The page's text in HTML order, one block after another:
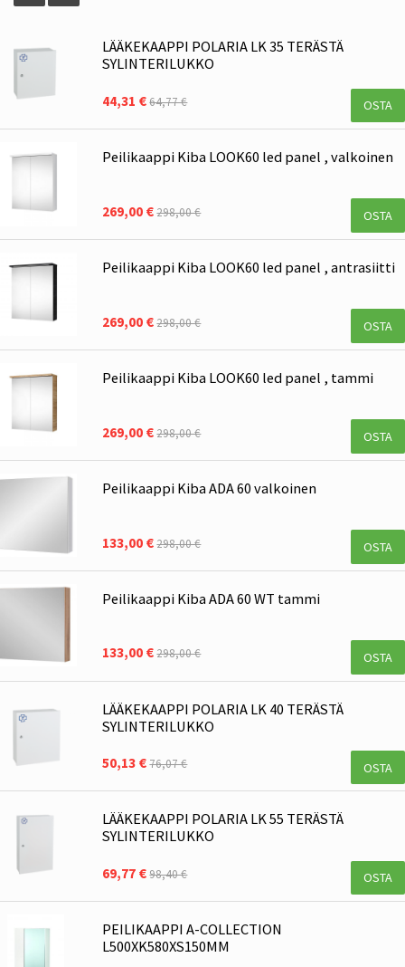
LÄÄKEKAAPPI POLARIA LK 35 TERÄSTÄ
SYLINTERILUKKO
44,31 €64,77 € OSTA
Peilikaappi Kiba LOOK60 led panel , valkoinen
269,00 €298,00 € OSTA
Peilikaappi Kiba LOOK60 led panel , antrasiitti
269,00 €298,00 € OSTA
Peilikaappi Kiba LOOK60 led panel , tammi
269,00 €298,00 € OSTA
Peilikaappi Kiba ADA 60 valkoinen
133,00 €298,00 € OSTA
Peilikaappi Kiba ADA 60 WT tammi
133,00 €298,00 € OSTA
LÄÄKEKAAPPI POLARIA LK 40 TERÄSTÄ
SYLINTERILUKKO
50,13 €76,07 € OSTA
LÄÄKEKAAPPI POLARIA LK 55 TERÄSTÄ
SYLINTERILUKKO
69,77 €98,40 € OSTA
PEILIKAAPPI A-COLLECTION
L500XK580XS150MM